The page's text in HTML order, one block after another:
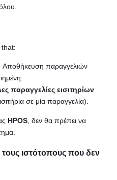
παραγγελιών
παραγγελίες εισιτηρίων
σε μία παραγγελία).
HPOS , δεν θα πρέπει να
τους ιστότοπους που δεν